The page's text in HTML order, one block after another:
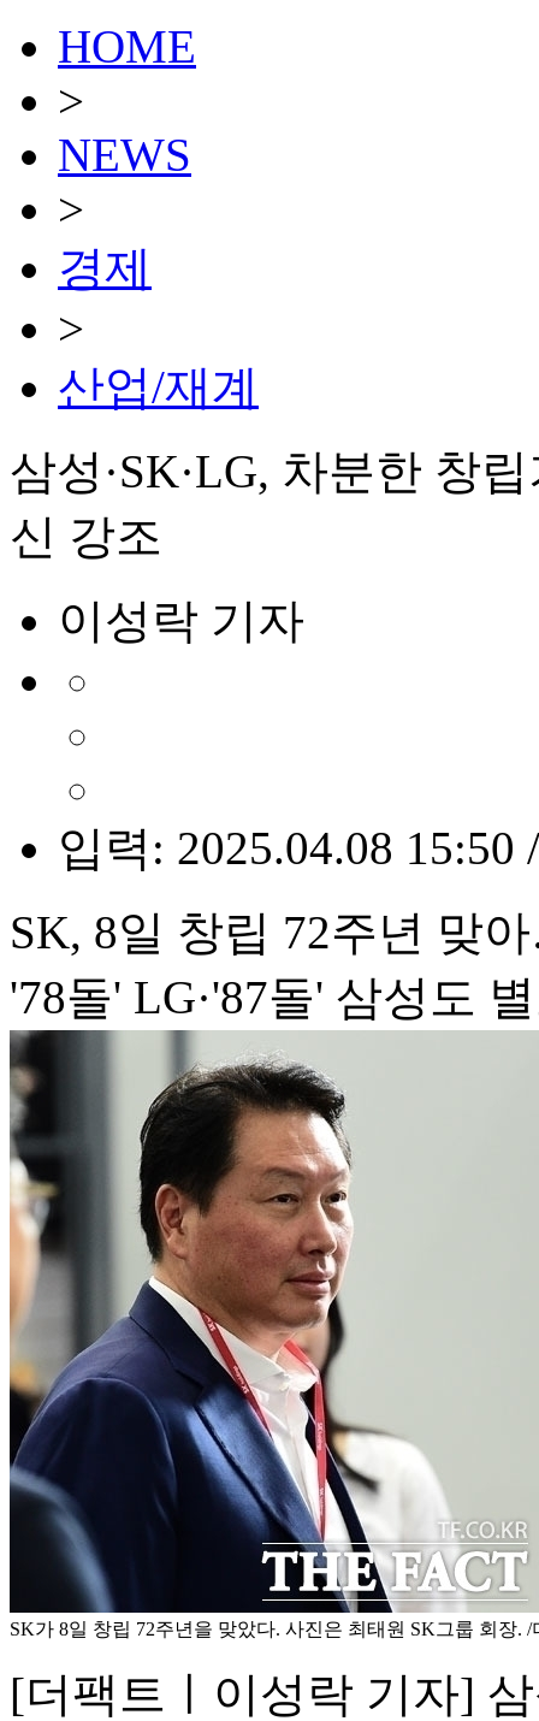
HOME
>
NEWS
>
경제
>
산업/재계
삼성·SK·LG, 차분한 창
신 강조
이성락 기자
입력: 2025.04.08 15:50
SK, 8일 창립 72주년 맞
'78돌' LG·'87돌' 삼성도
SK가 8일 창립 72주년을 맞았다. 사진은 최태원 SK그룹 회장. /
[더팩트ㅣ이성락 기자]